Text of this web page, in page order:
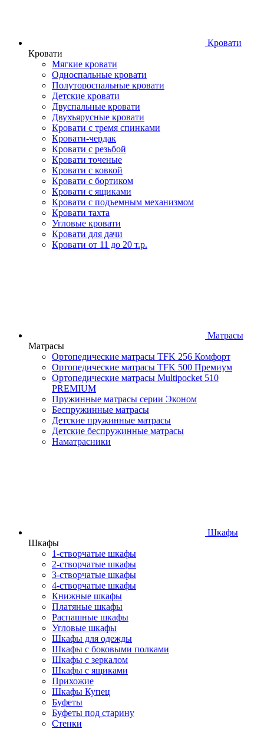
Кровати
Кровати
Мягкие кровати
Односпальные кровати
Полутороспальные кровати
Детские кровати
Двуспальные кровати
Двухъярусные кровати
Кровати с тремя спинками
Кровати-чердак
Кровати с резьбой
Кровати точеные
Кровати с ковкой
Кровати с бортиком
Кровати с ящиками
Кровати с подъемным механизмом
Кровати тахта
Угловые кровати
Кровати для дачи
Кровати от 11 до 20 т.р.
Матрасы
Матрасы
Ортопедические матрасы TFK 256 Комфорт
Ортопедические матрасы TFK 500 Премиум
Ортопедические матрасы Multipocket 510
PREMIUM
Пружинные матрасы серии Эконом
Беспружинные матрасы
Детские пружинные матрасы
Детские беспружинные матрасы
Наматрасники
Шкафы
Шкафы
1-створчатые шкафы
2-створчатые шкафы
3-створчатые шкафы
4-створчатые шкафы
Книжные шкафы
Платяные шкафы
Распашные шкафы
Угловые шкафы
Шкафы для одежды
Шкафы с боковыми полками
Шкафы с зеркалом
Шкафы с ящиками
Прихожие
Шкафы Купец
Буфеты
Буфеты под старину
Стенки